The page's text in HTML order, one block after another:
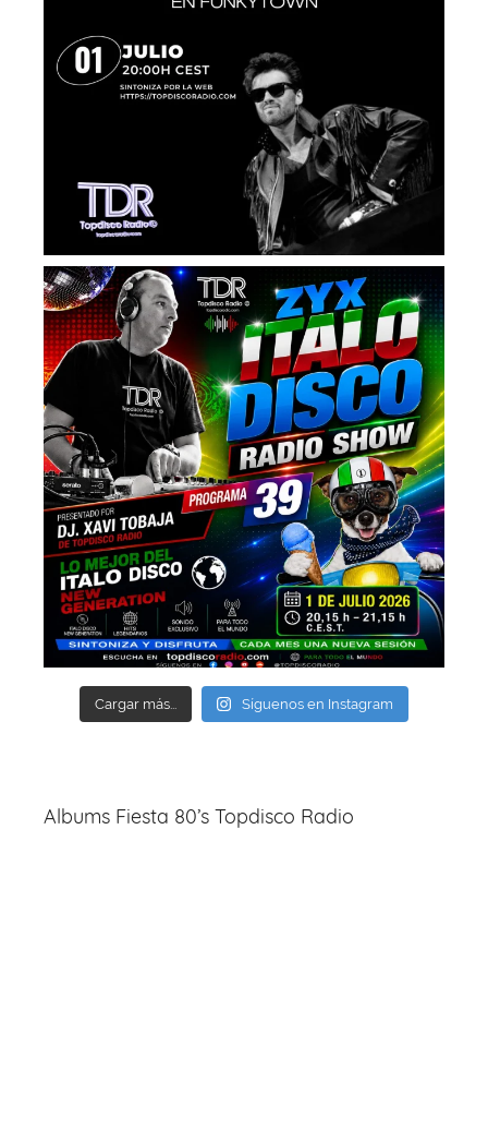
Cargar más... Síguenos en Instagram
Albums Fiesta 80’s Topdisco Radio